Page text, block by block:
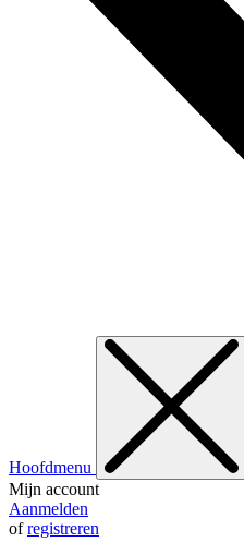
Hoofdmenu
Mijn account
Aanmelden
ofregistreren